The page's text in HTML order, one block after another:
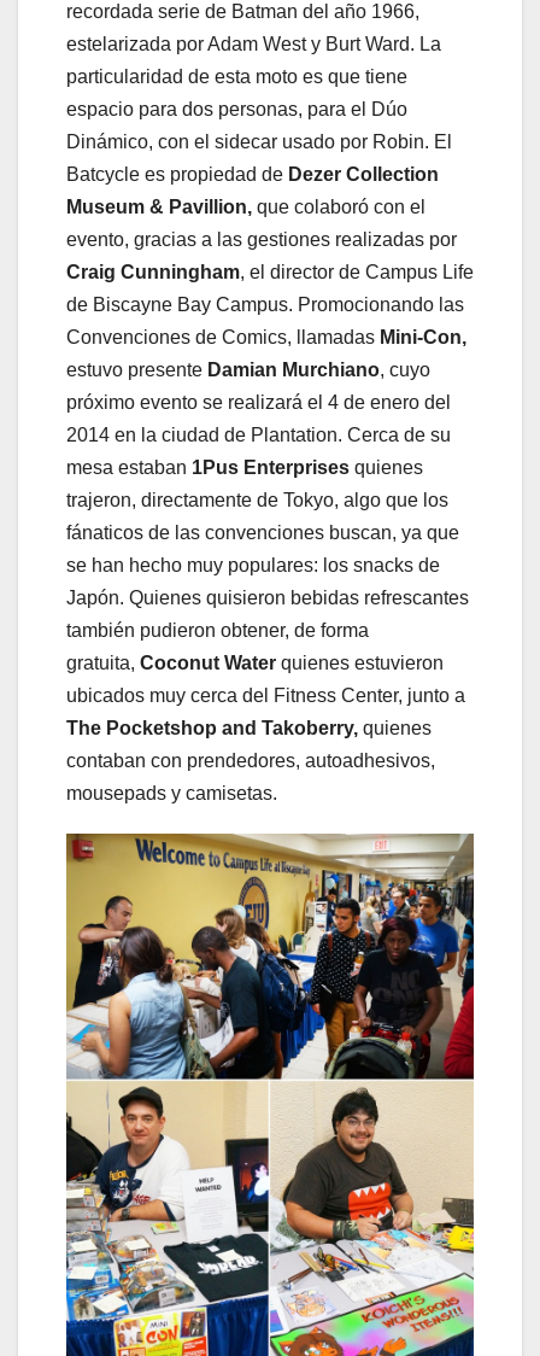
recordada serie de Batman del año 1966,
estelarizada por Adam West y Burt Ward. La
particularidad de esta moto es que tiene
espacio para dos personas, para el Dúo
Dinámico, con el sidecar usado por Robin. El
Batcycle es propiedad de Dezer Collection
Museum & Pavillion, que colaboró con el
evento, gracias a las gestiones realizadas por
Craig Cunningham, el director de Campus Life
de Biscayne Bay Campus. Promocionando las
Convenciones de Comics, llamadas Mini-Con,
estuvo presente Damian Murchiano, cuyo
próximo evento se realizará el 4 de enero del
2014 en la ciudad de Plantation. Cerca de su
mesa estaban 1Pus Enterprises quienes
trajeron, directamente de Tokyo, algo que los
fánaticos de las convenciones buscan, ya que
se han hecho muy populares: los snacks de
Japón. Quienes quisieron bebidas refrescantes
también pudieron obtener, de forma
gratuita, Coconut Water quienes estuvieron
ubicados muy cerca del Fitness Center, junto a
The Pocketshop and Takoberry, quienes
contaban con prendedores, autoadhesivos,
mousepads y camisetas.